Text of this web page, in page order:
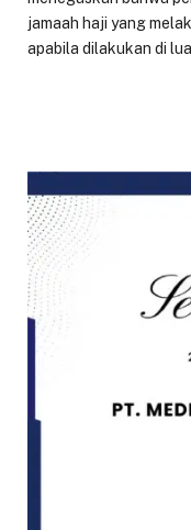
jamaah haji yang
apabila dilakukan di